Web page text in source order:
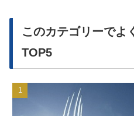
このカテゴリーで
TOP5